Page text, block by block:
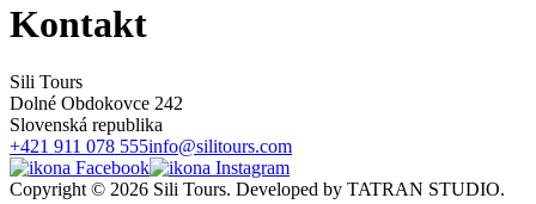
Kontakt
Sili Tours
Dolné Obdokovce 242
Slovenská republika
+421 911 078 555info@silitours.com
Copyright © 2026 Sili Tours. Developed by TATRAN STUDIO.